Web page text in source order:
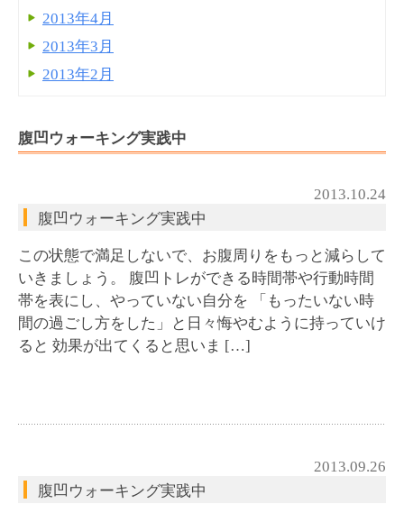
2013年4月
2013年3月
2013年2月
腹凹ウォーキング実践中
2013.10.24
腹凹ウォーキング実践中
この状態で満足しないで、お腹周りをもっと減らして
いきましょう。 腹凹トレができる時間帯や行動時間
帯を表にし、やっていない自分を 「もったいない時
間の過ごし方をした」と日々悔やむように持っていけ
ると 効果が出てくると思いま […]
2013.09.26
腹凹ウォーキング実践中